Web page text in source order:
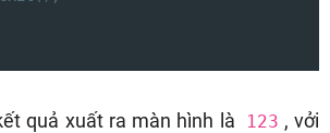
quả xuất ra màn hình là 123 , vởi